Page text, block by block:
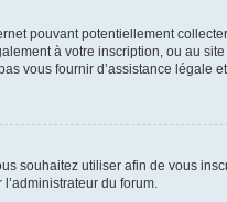
pouvant potentiellement
à votre inscription, ou au
vous fournir d’assistance légale
souhaitez utiliser afin de vous
du forum.